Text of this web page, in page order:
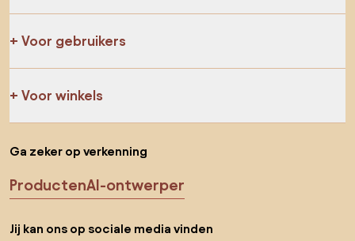
Voor gebruikers
Voor winkels
Ga zeker op verkenning
ProductenAI-ontwerper
Jij kan ons op sociale media vinden